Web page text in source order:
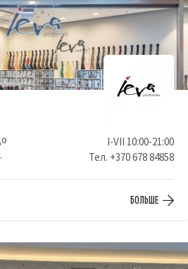
I-VII 10:00-21:00
Тел. +370 678 84858
БОЛЬШЕ